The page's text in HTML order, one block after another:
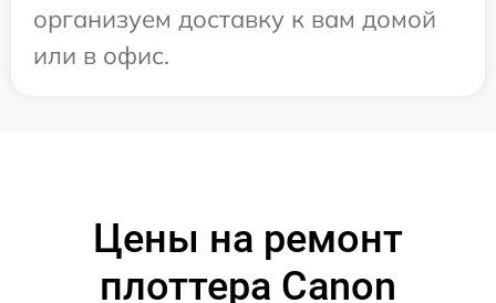
организуем доставку к вам домой
или в офис.
Цены на ремонт
плоттера Canon